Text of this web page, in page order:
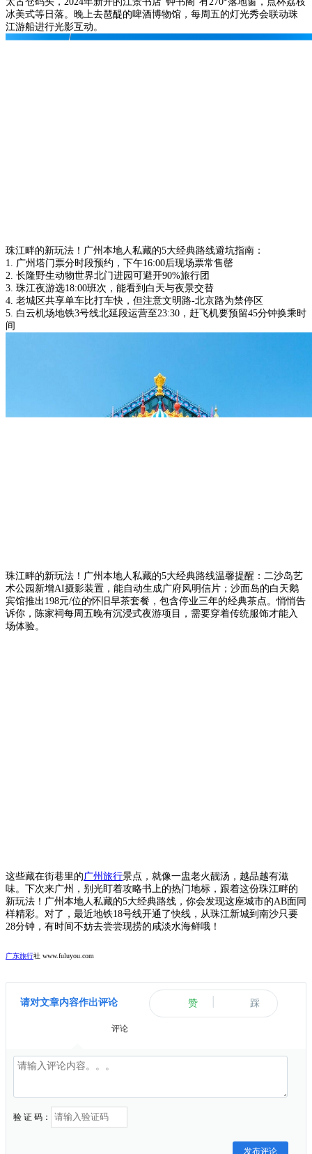
冰美式等日落。晚上去琶醍的啤酒博物馆，每周五的灯光秀会联动珠
江游船进行光影互动。
珠江畔的新玩法！广州本地人私藏的5大经典路线避坑指南：
1. 广州塔门票分时段预约，下午16:00后现场票常售罄
2. 长隆野生动物世界北门进园可避开90%旅行团
3. 珠江夜游选18:00班次，能看到白天与夜景交替
4. 老城区共享单车比打车快，但注意文明路-北京路为禁停区
5. 白云机场地铁3号线北延段运营至23:30，赶飞机要预留45分钟换乘时
间
珠江畔的新玩法！广州本地人私藏的5大经典路线温馨提醒：二沙岛艺
术公园新增AI摄影装置，能自动生成广府风明信片；沙面岛的白天鹅
宾馆推出198元/位的怀旧早茶套餐，包含停业三年的经典茶点。悄悄告
诉你，陈家祠每周五晚有沉浸式夜游项目，需要穿着传统服饰才能入
场体验。
这些藏在街巷里的广州旅行景点，就像一盅老火靓汤，越品越有滋
味。下次来广州，别光盯着攻略书上的热门地标，跟着这份珠江畔的
新玩法！广州本地人私藏的5大经典路线，你会发现这座城市的AB面同
样精彩。对了，最近地铁18号线开通了快线，从珠江新城到南沙只要
28分钟，有时间不妨去尝尝现捞的咸淡水海鲜哦！
广东旅行社 www.fuluyou.com
请对文章内容作出评论 赞 踩
评论
验 证 码：
发布评论